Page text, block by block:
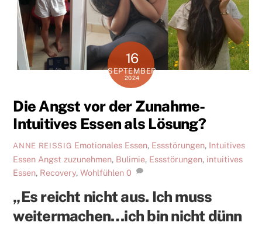
16
SEPTEMBER
2024
Die Angst vor der Zunahme-
Intuitives Essen als Lösung?
ANNE REISSIG Emotionales Essen, Essstörungen, Intuitives
Essen Angst zuzunehmen, Bulimie, Essstörungen, intuitives
Essen, Recovery,Wohlfühlen 0
„Es reicht nicht aus. Ich muss
weitermachen…ich bin nicht dünn